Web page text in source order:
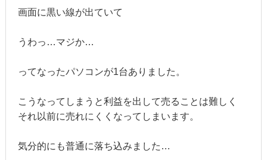
画面に黒い線が出ていて
うわっ…マジか…
ってなったパソコンが1台ありました。
こうなってしまうと利益を出して売ることは難しく
それ以前に売れにくくなってしまいます。
気分的にも普通に落ち込みました…